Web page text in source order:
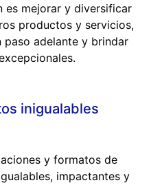
es mejorar y diversificar
productos y servicios,
paso adelante y brindar
inigualables
y formatos de
impactantes y